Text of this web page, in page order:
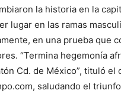
la historia en la
lugar en las ramas
en una prueba que
“Termina hegemonía
Cd. de México”, tituló el
saludando el